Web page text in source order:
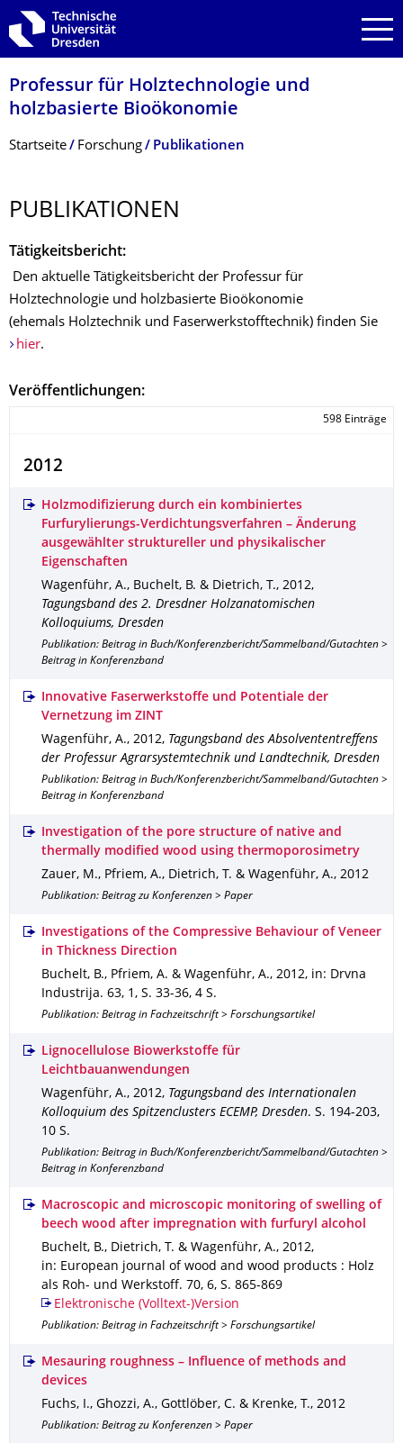
Zur Hauptnavigation springen
Zur Suche springen
Zum Inhalt springen
Professur für Holztechnologie und
holzbasierte Bioökonomie
Breadcrumb-Menü
Startseite Forschung Publikationen
PUBLIKATIONEN
Tätigkeitsbericht:
Den aktuelle Tätigkeitsbericht der Professur für
Holztechnologie und holzbasierte Bioökonomie
(ehemals Holztechnik und Faserwerkstofftechnik) finden Sie
hier.
Veröffentlichungen:
598 Einträge
2012
Holzmodifizierung durch ein kombiniertes
Furfurylierungs-Verdichtungsverfahren – Änderung
ausgewählter struktureller und physikalischer
Eigenschaften
Wagenführ, A., Buchelt, B. & Dietrich, T., 2012,
Tagungsband des 2. Dresdner Holzanatomischen
Kolloquiums, Dresden
Publikation: Beitrag in Buch/Konferenzbericht/Sammelband/Gutachten >
Beitrag in Konferenzband
Innovative Faserwerkstoffe und Potentiale der
Vernetzung im ZINT
Wagenführ, A., 2012, Tagungsband des Absolvententreffens
der Professur Agrarsystemtechnik und Landtechnik, Dresden
Publikation: Beitrag in Buch/Konferenzbericht/Sammelband/Gutachten >
Beitrag in Konferenzband
Investigation of the pore structure of native and
thermally modified wood using thermoporosimetry
Zauer, M., Pfriem, A., Dietrich, T. & Wagenführ, A., 2012
Publikation: Beitrag zu Konferenzen > Paper
Investigations of the Compressive Behaviour of Veneer
in Thickness Direction
Buchelt, B., Pfriem, A. & Wagenführ, A., 2012, in: Drvna
Industrija. 63, 1 , S. 33-36, 4 S.
Publikation: Beitrag in Fachzeitschrift > Forschungsartikel
Lignocellulose Biowerkstoffe für
Leichtbauanwendungen
Wagenführ, A., 2012, Tagungsband des Internationalen
Kolloquium des Spitzenclusters ECEMP, Dresden. S. 194-203,
10 S.
Publikation: Beitrag in Buch/Konferenzbericht/Sammelband/Gutachten >
Beitrag in Konferenzband
Macroscopic and microscopic monitoring of swelling of
beech wood after impregnation with furfuryl alcohol
Buchelt, B., Dietrich, T. & Wagenführ, A., 2012,
in: European journal of wood and wood products : Holz
als Roh- und Werkstoff. 70, 6, S. 865-869
Elektronische (Volltext-)Version
Publikation: Beitrag in Fachzeitschrift > Forschungsartikel
Mesauring roughness – Influence of methods and
devices
Fuchs, I., Ghozzi, A., Gottlöber, C. & Krenke, T., 2012
Publikation: Beitrag zu Konferenzen > Paper